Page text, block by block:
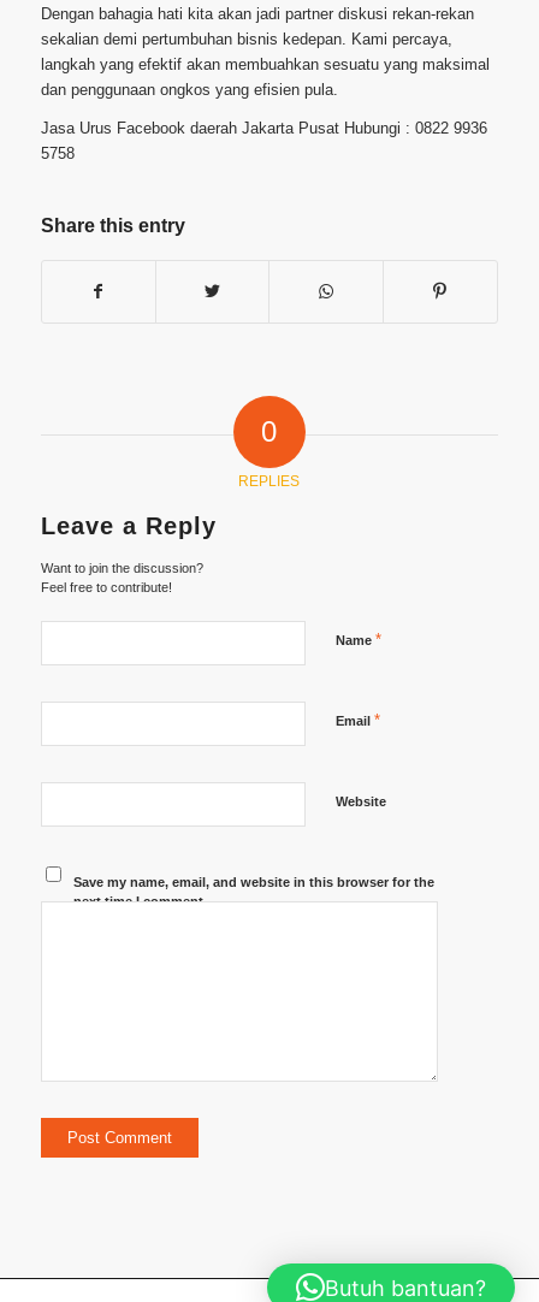
Dengan bahagia hati kita akan jadi partner diskusi rekan-rekan
sekalian demi pertumbuhan bisnis kedepan. Kami percaya,
langkah yang efektif akan membuahkan sesuatu yang maksimal
dan penggunaan ongkos yang efisien pula.
Jasa Urus Facebook daerah Jakarta Pusat Hubungi : 0822 9936
5758
Share this entry
0
REPLIES
Leave a Reply
Want to join the discussion?
Feel free to contribute!
Name *
Email *
Website
Save my name, email, and website in this browser for the
next time I comment.
Butuh bantuan?